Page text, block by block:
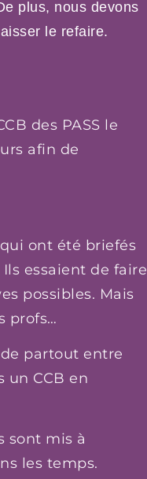
plus, nous devons
le refaire.
des PASS le
afin de
ont été briefés
essaient de faire
possibles. Mais
profs…
partout entre
un CCB en
sont mis à
les temps.